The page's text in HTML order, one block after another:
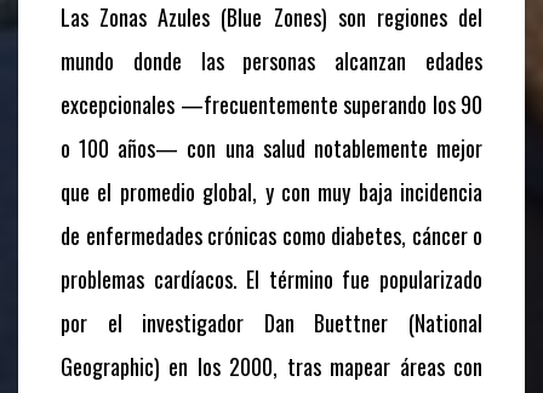
Las Zonas Azules (Blue Zones) son regiones del
mundo donde las personas alcanzan edades
excepcionales —frecuentemente superando los 90
o 100 años— con una salud notablemente mejor
que el promedio global, y con muy baja incidencia
de enfermedades crónicas como diabetes, cáncer o
problemas cardíacos. El término fue popularizado
por el investigador Dan Buettner (National
Geographic) en los 2000, tras mapear áreas con